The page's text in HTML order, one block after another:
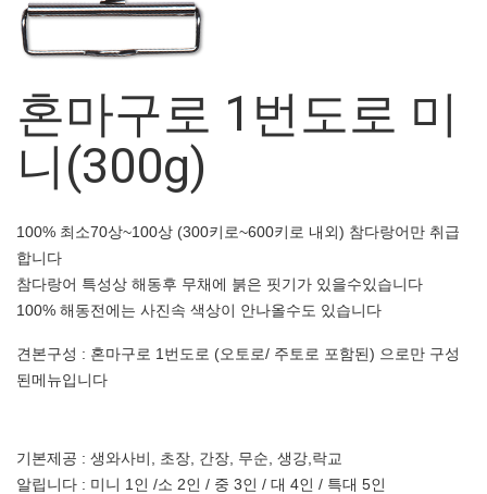
혼마구로 1번도로 미
니(300g)
100% 최소70상~100상 (300키로~600키로 내외) 참다랑어만 취급
합니다
참다랑어 특성상 해동후 무채에 붉은 핏기가 있을수있습니다
100% 해동전에는 사진속 색상이 안나올수도 있습니다
견본구성 : 혼마구로 1번도로 (오토로/ 주토로 포함된) 으로만 구성
된메뉴입니다
기본제공 : 생와사비, 초장, 간장, 무순, 생강,락교
알립니다 : 미니 1인 /소 2인 / 중 3인 / 대 4인 / 특대 5인